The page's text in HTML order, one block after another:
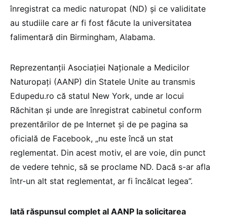
înregistrat ca medic naturopat (ND) și ce validitate
au studiile care ar fi fost făcute la universitatea
falimentară din Birmingham, Alabama.
Reprezentanții Asociației Naționale a Medicilor
Naturopați (AANP) din Statele Unite au transmis
Edupedu.ro că statul New York, unde ar locui
Răchitan și unde are înregistrat cabinetul conform
prezentărilor de pe Internet și de pe pagina sa
oficială de Facebook, „nu este încă un stat
reglementat. Din acest motiv, el are voie, din punct
de vedere tehnic, să se proclame ND. Dacă s-ar afla
într-un alt stat reglementat, ar fi încălcat legea”.
Iată răspunsul complet al AANP la solicitarea